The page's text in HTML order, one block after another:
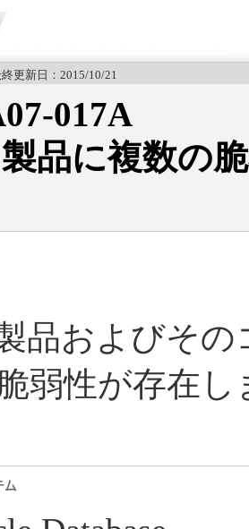
更新日：2015/10/21
017A
品に複数の
品およびそ
弱性が存在し